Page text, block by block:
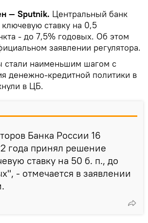
— Sputnik. Центральный банк
ставку на 0,5
- до 7,5% годовых. Об этом
заявлении регулятора.
стали наименьшим шагом с
денежно-кредитной политики в
в ЦБ.
Банка России 16
года принял решение
ставку на 50 б. п., до
- отмечается в заявлении